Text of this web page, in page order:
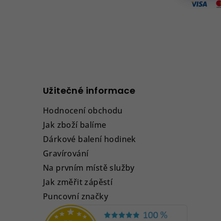
Užitečné informace
Hodnocení obchodu
Jak zboží balíme
Dárkové balení hodinek
Gravírování
Na prvním místě služby
Jak změřit zápěstí
Puncovní značky